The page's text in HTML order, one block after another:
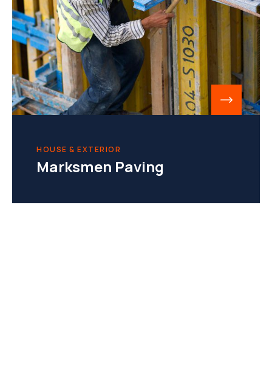
HOUSE & EXTERIOR
Marksmen Paving